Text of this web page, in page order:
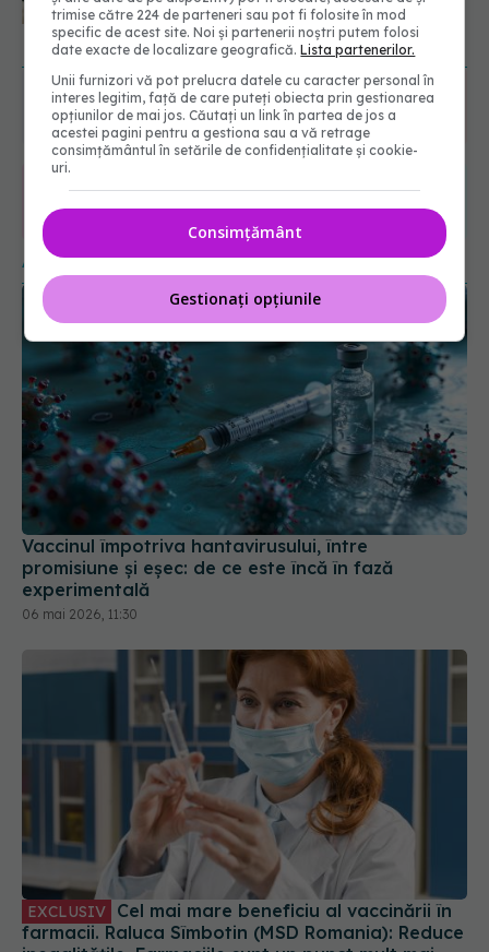
05.08.2026, 21:23
URMĂREȘTE-NE ȘI PE:
URMĂRITORI 6560
ABONAȚI
365 1401
ARTICOLE SIMILARE
Vaccinul împotriva hantavirusului, între
promisiune și eșec: de ce este încă în fază
experimentală
06 mai 2026, 11:30
EXCLUSIV
farmacii. Raluca Sîmbotin (MSD Romania): Reduce
trimise către 224 de parteneri sau pot fi folosite în mod
specific de acest site. Noi și partenerii noștri putem folosi
date exacte de localizare geografică.Lista partenerilor.
Unii furnizori vă pot prelucra datele cu caracter personal în
interes legitim, față de care puteți obiecta prin gestionarea
opțiunilor de mai jos. Căutați un link în partea de jos a
acestei pagini pentru a gestiona sau a vă retrage
consimțământul în setările de confidențialitate și cookie-
uri.
Consimțământ
Gestionați opțiunile